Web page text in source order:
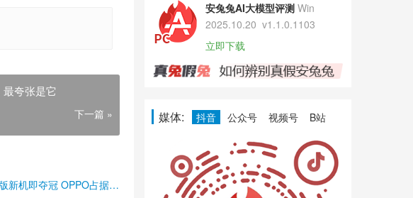
夸张是它
下一篇 »
新机即夺冠 OPPO占据半
安兔兔AI大模型评测 Win
2025.10.20 v1.1.0.1103
立即下载
媒体: 抖音 公众号 视频号 B站